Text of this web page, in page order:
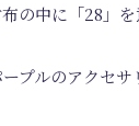
布の中に「28」
ープルのアクセ